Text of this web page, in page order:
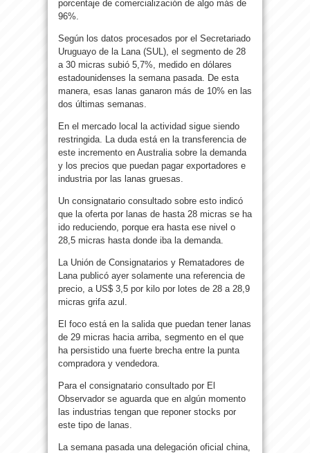
porcentaje de comercialización de algo más de
96%.
Según los datos procesados por el Secretariado
Uruguayo de la Lana (SUL), el segmento de 28
a 30 micras subió 5,7%, medido en dólares
estadounidenses la semana pasada. De esta
manera, esas lanas ganaron más de 10% en las
dos últimas semanas.
En el mercado local la actividad sigue siendo
restringida. La duda está en la transferencia de
este incremento en Australia sobre la demanda
y los precios que puedan pagar exportadores e
industria por las lanas gruesas.
Un consignatario consultado sobre esto indicó
que la oferta por lanas de hasta 28 micras se ha
ido reduciendo, porque era hasta ese nivel o
28,5 micras hasta donde iba la demanda.
La Unión de Consignatarios y Rematadores de
Lana publicó ayer solamente una referencia de
precio, a US$ 3,5 por kilo por lotes de 28 a 28,9
micras grifa azul.
El foco está en la salida que puedan tener lanas
de 29 micras hacia arriba, segmento en el que
ha persistido una fuerte brecha entre la punta
compradora y vendedora.
Para el consignatario consultado por El
Observador se aguarda que en algún momento
las industrias tengan que reponer stocks por
este tipo de lanas.
La semana pasada una delegación oficial china,